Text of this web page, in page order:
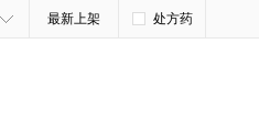
最新上架 处方药